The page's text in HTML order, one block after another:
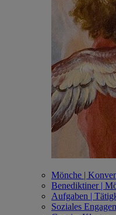
Mönche |
Benediktiner |
Aufgaben |
Soziales